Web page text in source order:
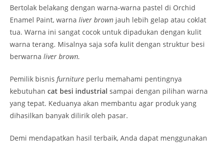
Bertolak belakang dengan warna-warna pastel di Orchid
Enamel Paint, warna liver brown jauh lebih gelap atau coklat
tua. Warna ini sangat cocok untuk dipadukan dengan kulit
warna terang. Misalnya saja sofa kulit dengan struktur besi
berwarna liver brown.
Pemilik bisnis furniture perlu memahami pentingnya
kebutuhan cat besi industrial sampai dengan pilihan warna
yang tepat. Keduanya akan membantu agar produk yang
dihasilkan banyak dilirik oleh pasar.
Demi mendapatkan hasil terbaik, Anda dapat menggunakan